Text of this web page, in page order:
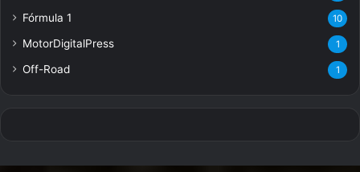
Fórmula 1 10
MotorDigitalPress 1
Off-Road 1